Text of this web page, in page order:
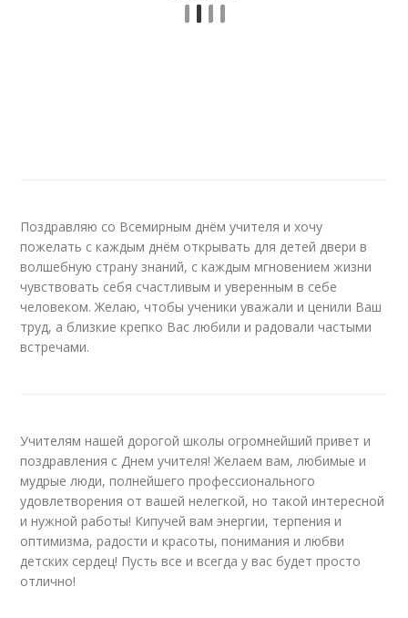
Поздравляю со Всемирным днём учителя и хочу
пожелать с каждым днём открывать для детей двери в
волшебную страну знаний, с каждым мгновением жизни
чувствовать себя счастливым и уверенным в себе
человеком. Желаю, чтобы ученики уважали и ценили Ваш
труд, а близкие крепко Вас любили и радовали частыми
встречами.
Учителям нашей дорогой школы огромнейший привет и
поздравления с Днем учителя! Желаем вам, любимые и
мудрые люди, полнейшего профессионального
удовлетворения от вашей нелегкой, но такой интересной
и нужной работы! Кипучей вам энергии, терпения и
оптимизма, радости и красоты, понимания и любви
детских сердец! Пусть все и всегда у вас будет просто
отлично!